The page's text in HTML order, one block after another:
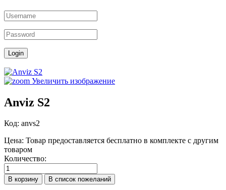
Увеличить изображение
Anviz S2
Код: anvs2
Цена: Товар предоставляется бесплатно в комплекте с другим
товаром
Количество: